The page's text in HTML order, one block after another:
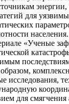
энергии,
для
«Ученые
исследования,
для смягчения